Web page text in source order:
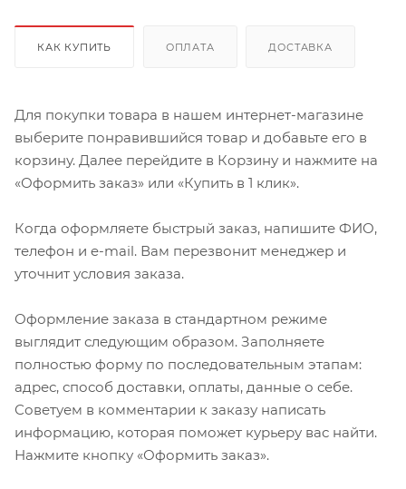
КАК КУПИТЬ ОПЛАТА ДОСТАВКА
Для покупки товара в нашем интернет-магазине
выберите понравившийся товар и добавьте его в
корзину. Далее перейдите в Корзину и нажмите на
«Оформить заказ» или «Купить в 1 клик».
Когда оформляете быстрый заказ, напишите ФИО,
телефон и e-mail. Вам перезвонит менеджер и
уточнит условия заказа.
Оформление заказа в стандартном режиме
выглядит следующим образом. Заполняете
полностью форму по последовательным этапам:
адрес, способ доставки, оплаты, данные о себе.
Советуем в комментарии к заказу написать
информацию, которая поможет курьеру вас найти.
Нажмите кнопку «Оформить заказ».